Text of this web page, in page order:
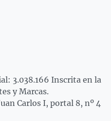
3.038.166 Inscrita en la
y Marcas.
Carlos I, portal 8, nº 4